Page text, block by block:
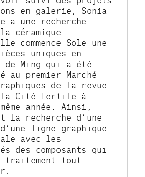
en galerie, Sonia
a une recherche
céramique.
commence Sole une
uniques en
de Ming qui a été
au premier Marché
de la revue
la Cité Fertile à
année. Ainsi,
recherche d’une
d’une ligne graphique
avec les
des composants qui
traitement tout